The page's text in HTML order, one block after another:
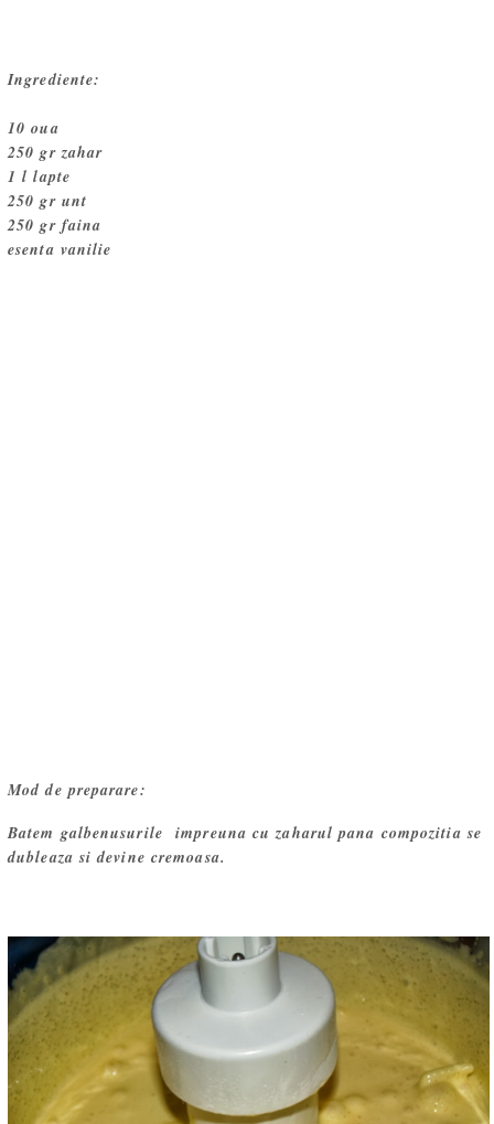
Ingrediente:
10 oua
250 gr zahar
1 l lapte
250 gr unt
250 gr faina
esenta vanilie
Mod de preparare:
Batem galbenusurile impreuna cu zaharul pana compozitia se
dubleaza si devine cremoasa.